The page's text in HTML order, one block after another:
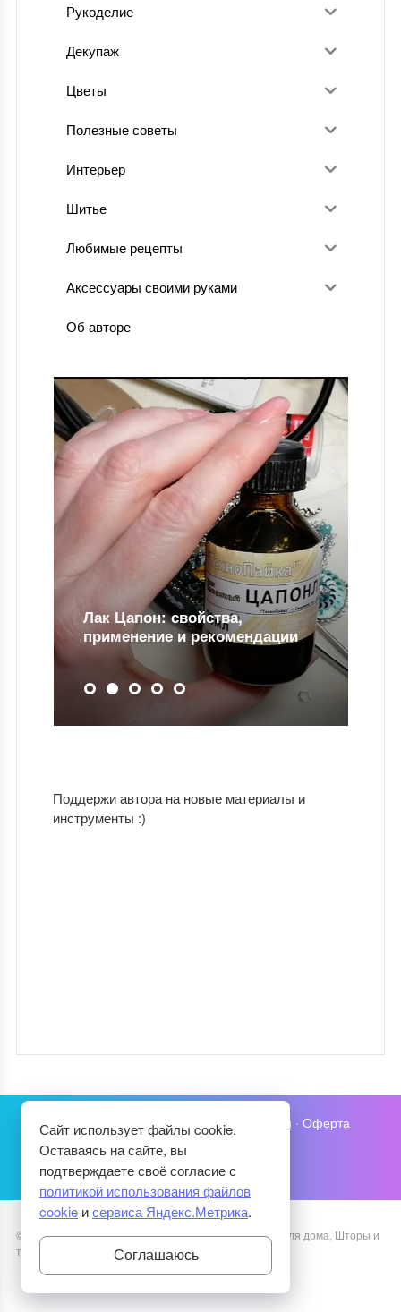
Рукоделие
Декупаж
Цветы
Полезные советы
Интерьер
Шитье
Любимые рецепты
Аксессуары своими руками
Об авторе
Для чего нужен ловец снов
Поддержи автора на новые материалы и
инструменты :)
Карта сайта Политика конфиденциальности ·Оферта
© 2026Уютный Дом·Рукоделие, Декупаж, Советы для дома, Шторы и
текстиль
Тема от GoodwinPress.ru
Сайт использует файлы cookie.
Оставаясь на сайте, вы
подтверждаете своё согласие с
политикой использования файлов
cookie исервиса Яндекс.Метрика.
Соглашаюсь